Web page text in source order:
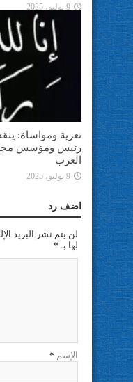
9 يوليو، 2025
تعزية ومواساة:
رئيس ومؤسس مجلس
العرب
9 يوليو، 2025
اضف رد
لن يتم نشر البريد
لها بـ *
الإسم *